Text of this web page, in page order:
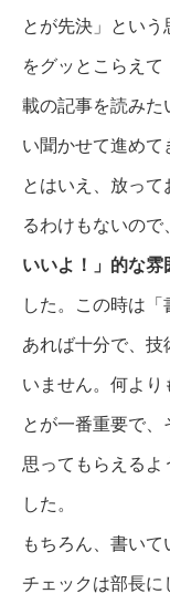
とが先決」とい
をグッとこらえ
載の記事を読みた
い聞かせて進めて
とはいえ、放っ
るわけもないの
いいよ！」的な
した。この時は
あれば十分で、
いません。何より
とが一番重要で
思ってもらえるよ
した。
もちろん、書い
チェックは部長